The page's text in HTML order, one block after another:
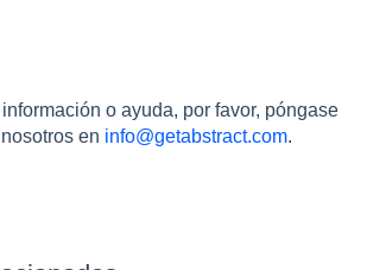
o ayuda, por favor, póngase
en info@getabstract.com.